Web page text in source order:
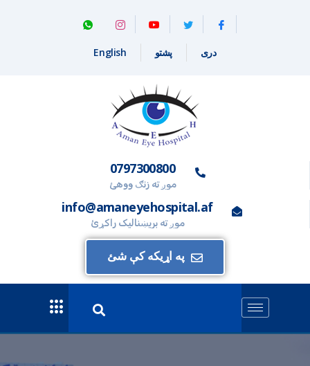
دری پشتو English
0797300800
موږ ته زنګ ووهئ
info@amaneyehospital.af
موږ ته بریښنالیک راکړئ
په اړیکه کې شئ